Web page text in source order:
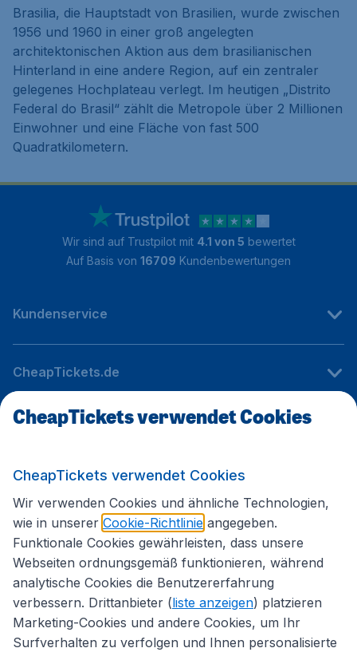
Brasilia, die Hauptstadt von Brasilien, wurde zwischen
1956 und 1960 in einer groß angelegten
architektonischen Aktion aus dem brasilianischen
Hinterland in eine andere Region, auf ein zentraler
gelegenes Hochplateau verlegt. Im heutigen „Distrito
Federal do Brasil“ zählt die Metropole über 2 Millionen
Einwohner und eine Fläche von fast 500
Quadratkilometern.
Wir sind auf Trustpilot mit 4.1 von 5 bewertet
Auf Basis von 16709 Kundenbewertungen
Kundenservice
CheapTickets.de
Internationale Webseiten
Folgen Sie uns:
CheapTickets verwendet Cookies
CheapTickets verwendet Cookies
Wir verwenden Cookies und ähnliche Technologien,
wie in unserer Cookie-Richtlinie angegeben.
Funktionale Cookies gewährleisten, dass unsere
Webseiten ordnungsgemäß funktionieren, während
analytische Cookies die Benutzererfahrung
verbessern. Drittanbieter (liste anzeigen) platzieren
Marketing-Cookies und andere Cookies, um Ihr
Surfverhalten zu verfolgen und Ihnen personalisierte